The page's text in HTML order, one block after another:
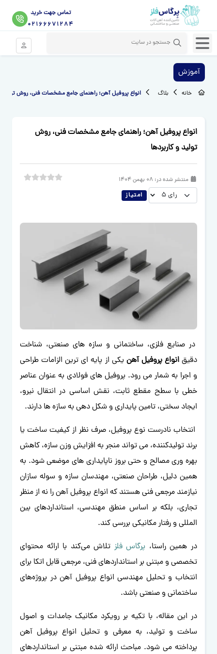
02166671284
تماس جهت خرید
ورود
آموزش
خانه بلاگ انواع پروفیل آهن؛ راهنمای جامع مشخصات فنی، روش تولید و
انواع پروفیل آهن؛ راهنمای جامع مشخصات فنی، روش
تولید و کاربردها
منتشر شده در:
لطفا رای دهید
در صنایع فلزی، ساختمانی و سازه های صنعتی، شناخت
دقیقانواع پروفیل آهن یکی از پایه ای ترین الزامات طراحی
و اجرا به شمار می رود. پروفیل های فولادی به عنوان عناصر
خطی با سطح مقطع ثابت، نقش اساسی در انتقال نیرو،
ایجاد سختی، تامین پایداری و شکل دهی به سازه ها دارند.
انتخاب نادرست نوع پروفیل، صرف نظر از کیفیت ساخت یا
برند تولیدکننده، می تواند منجر به افزایش وزن سازه، کاهش
بهره وری مصالح و حتی بروز ناپایداری های موضعی شود. به
همین دلیل، طراحان صنعتی، مهندسان سازه و سوله سازان
نیازمند مرجعی فنی هستند که انواع پروفیل آهن را نه از منظر
تجاری، بلکه بر اساس منطق مهندسی، استانداردهای بین
المللی و رفتار مکانیکی بررسی کند.
در همین راستا، پرگاس فلز تلاش می‌کند با ارائه محتوای
تخصصی و مبتنی بر استانداردهای فنی، مرجعی قابل اتکا برای
انتخاب و تحلیل مهندسی انواع پروفیل آهن در پروژه‌های
ساختمانی و صنعتی باشد.
در این مقاله، با تکیه بر رویکرد مکانیک جامدات و اصول
ساخت و تولید، به معرفی و تحلیل انواع پروفیل آهن
پرداخته می شود. مباحث ارائه شده مبتنی بر استانداردهای